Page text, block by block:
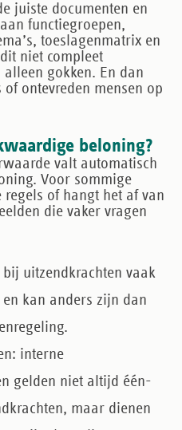
juiste documenten en
functiegroepen,
toeslagenmatrix en
niet compleet
gokken. En dan
ontevreden mensen op
beloning?
valt automatisch
Voor sommige
of hangt het af van
die vaker vragen
uitzendkrachten vaak
kan anders zijn dan
: interne
gelden niet altijd één-
maar dienen